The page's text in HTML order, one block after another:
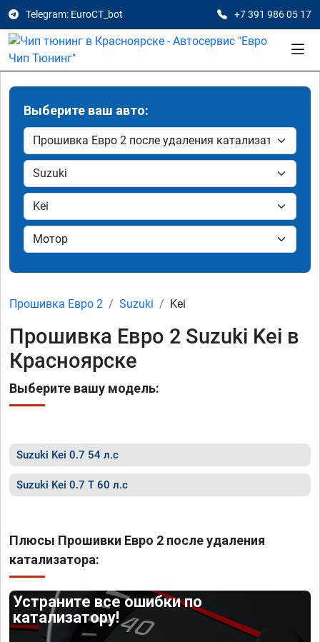
Telegram: EuroCT_bot +7 391 986 05 17
Выберите ваш авто:
Прошивка Евро 2 Suzuki Kei
Прошивка Евро 2 Suzuki Kei в
Красноярске
Выберите вашу модель:
Suzuki Kei 0.7 54 л.с
Suzuki Kei 0.7 T 60 л.с
Плюсы Прошивки Евро 2 после удаления
катализатора:
Устраните все ошибки по
катализатору!